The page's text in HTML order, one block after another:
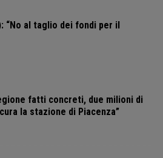
“No al taglio dei fondi per il
fatti concreti, due milioni di
la stazione di Piacenza”